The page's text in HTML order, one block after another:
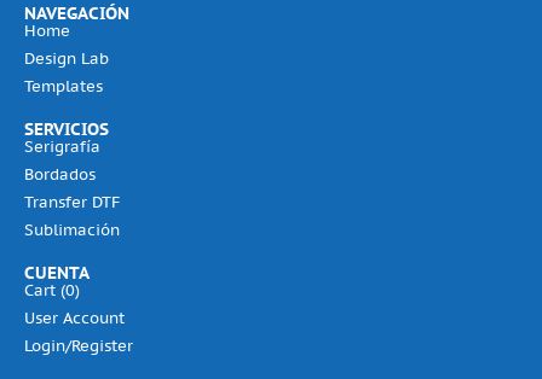
NAVEGACIÓN
Home
Design Lab
Templates
SERVICIOS
Serigrafía
Bordados
Transfer DTF
Sublimación
CUENTA
Cart (0)
User Account
Login/Register